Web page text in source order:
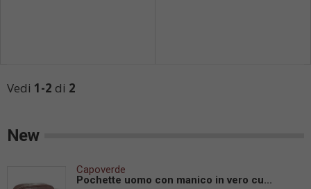
Vedi 1-2 di 2
New
Capoverde
Pochette uomo con manico in vero cu...